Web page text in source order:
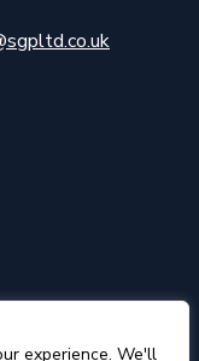
experience. We'll